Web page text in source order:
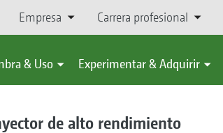
Empresa Carrera profesional
& Uso Experimentar & Adquirir
de alto rendimiento